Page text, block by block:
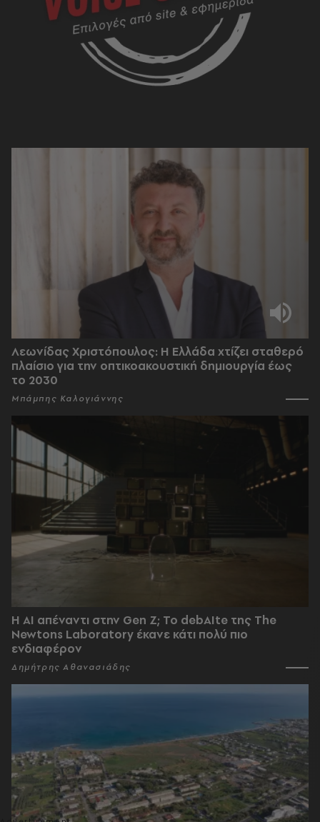
Λεωνίδας Χριστόπουλος: Η Ελλάδα χτίζει σταθερό
πλαίσιο για την οπτικοακουστική δημιουργία έως
το 2030
Μπάμπης Καλογιάννης
Η AI απέναντι στην Gen Z; Το debAIte της The
Newtons Laboratory έκανε κάτι πολύ πιο
ενδιαφέρον
Δημήτρης Αθανασιάδης